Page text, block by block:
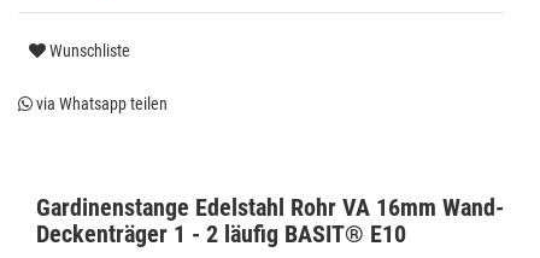
Gardinenstange Edelstahl Rohr VA 16mm Wand-
Deckenträger 1 - 2 läufig BASIT® E10
Wunschliste
via Whatsapp teilen